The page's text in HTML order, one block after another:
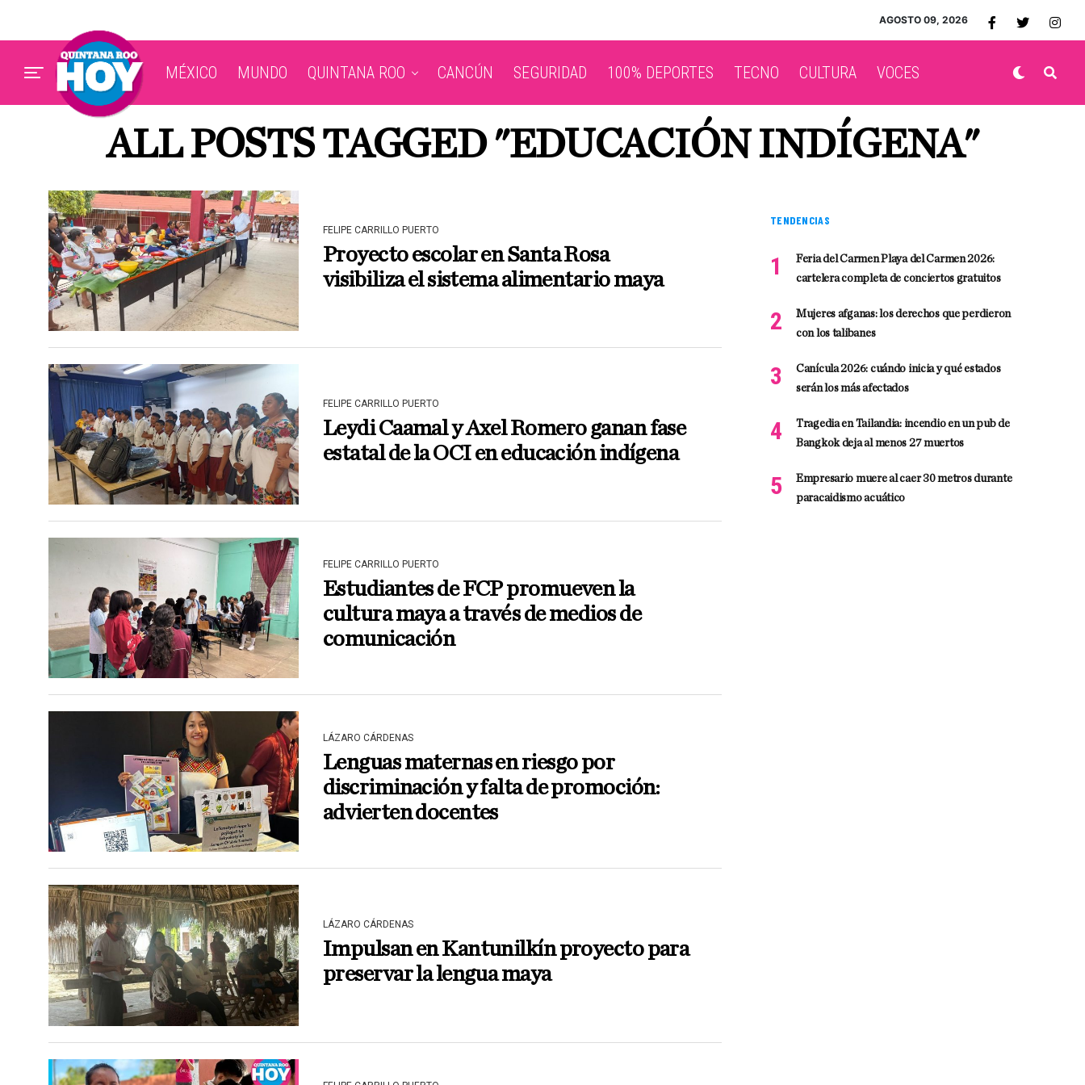
AGOSTO 09, 2026
MÉXICO MUNDO QUINTANA ROO CANCÚN SEGURIDAD 100% DEPORTES TECNO CULTURA VOCES
ALL POSTS TAGGED "EDUCACIÓN INDÍGENA"
FELIPE CARRILLO PUERTO
Proyecto escolar en Santa Rosa
visibiliza el sistema alimentario maya
FELIPE CARRILLO PUERTO
Leydi Caamal y Axel Romero ganan fase
estatal de la OCI en educación indígena
FELIPE CARRILLO PUERTO
Estudiantes de FCP promueven la
cultura maya a través de medios de
comunicación
LÁZARO CÁRDENAS
Lenguas maternas en riesgo por
discriminación y falta de promoción:
advierten docentes
LÁZARO CÁRDENAS
Impulsan en Kantunilkín proyecto para
preservar la lengua maya
TENDENCIAS
Feria del Carmen Playa del Carmen 2026:
cartelera completa de conciertos gratuitos
Mujeres afganas: los derechos que perdieron
con los talibanes
Canícula 2026: cuándo inicia y qué estados
serán los más afectados
Tragedia en Tailandia: incendio en un pub de
Bangkok deja al menos 27 muertos
Empresario muere al caer 30 metros durante
paracaidismo acuático